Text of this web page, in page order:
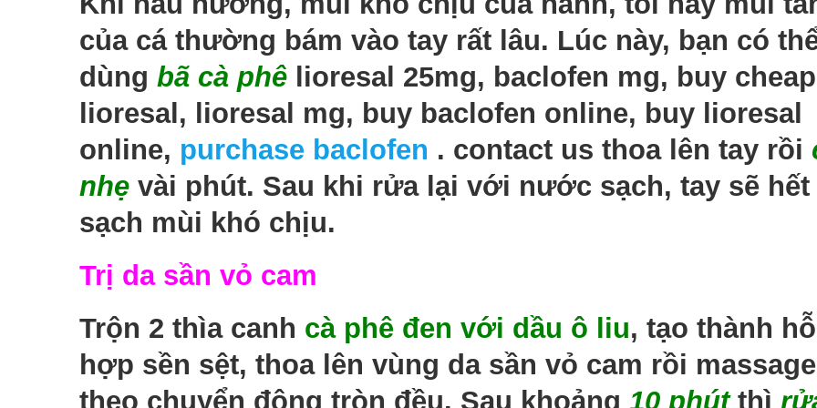
của cá thường bám vào tay rất lâu. Lúc này, bạn có
dùng bã cà phê lioresal 25mg, baclofen mg, buy cheap
lioresal, lioresal mg, buy baclofen online, buy lioresal
online, purchase baclofen . contact us thoa lên tay rồi
nhẹ vài phút. Sau khi rửa lại với nước sạch, tay sẽ hết
sạch mùi khó chịu.
Trị da sần vỏ cam
Trộn 2 thìa canh cà phê đen với dầu ô liu, tạo thành
hợp sền sệt, thoa lên vùng da sần vỏ cam rồi massage
theo chuyển động tròn đều. Sau khoảng 10 phútthì